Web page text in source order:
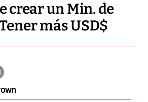
crear un Min. de
más USD$